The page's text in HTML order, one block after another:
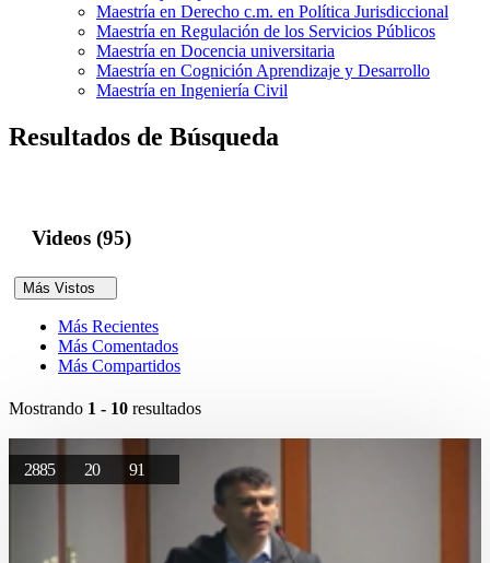
Maestría en Derecho c.m. en Política Jurisdiccional
Maestría en Regulación de los Servicios Públicos
Maestría en Docencia universitaria
Maestría en Cognición Aprendizaje y Desarrollo
Maestría en Ingeniería Civil
Resultados de Búsqueda
Videos (95)
Más Vistos
Más Recientes
Más Comentados
Más Compartidos
Mostrando 1 - 10 resultados
2885 20 91